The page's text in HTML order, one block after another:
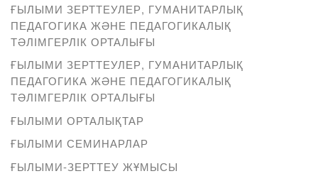
ҒЫЛЫМИ ЗЕРТТЕУЛЕР, ГУМАНИТАРЛЫҚ
ПЕДАГОГИКА ЖӘНЕ ПЕДАГОГИКАЛЫҚ
ТӘЛІМГЕРЛІК ОРТАЛЫҒЫ
ҒЫЛЫМИ ЗЕРТТЕУЛЕР, ГУМАНИТАРЛЫҚ
ПЕДАГОГИКА ЖӘНЕ ПЕДАГОГИКАЛЫҚ
ТӘЛІМГЕРЛІК ОРТАЛЫҒЫ
ҒЫЛЫМИ ОРТАЛЫҚТАР
ҒЫЛЫМИ СЕМИНАРЛАР
ҒЫЛЫМИ-ЗЕРТТЕУ ЖҰМЫСЫ